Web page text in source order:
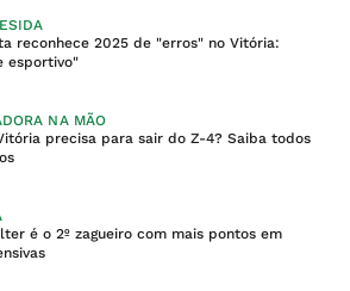
reconhece 2025 de "erros" no Vitória:
esportivo"
NA MÃO
precisa para sair do Z-4? Saiba todos
é o 2º zagueiro com mais pontos em